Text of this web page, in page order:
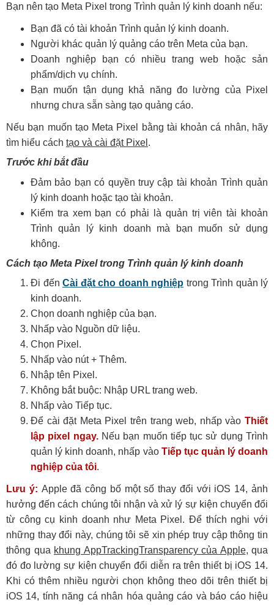
Bạn nên tạo Meta Pixel trong Trình quản lý kinh doanh nếu:
Bạn đã có tài khoản Trình quản lý kinh doanh.
Người khác quản lý quảng cáo trên Meta của bạn.
Doanh nghiệp bạn có nhiều trang web hoặc sản
phẩm/dịch vụ chính.
Bạn muốn tận dụng khả năng đo lường của Pixel
nhưng chưa sẵn sàng tạo quảng cáo.
Nếu bạn muốn tạo Meta Pixel bằng tài khoản cá nhân, hãy
tìm hiểu cách tạo và cài đặt Pixel .
Trước khi bắt đầu
Đảm bảo bạn có quyền truy cập tài khoản Trình quản
lý kinh doanh hoặc tạo tài khoản.
Kiểm tra xem bạn có phải là quản trị viên tài khoản
Trình quản lý kinh doanh mà bạn muốn sử dụng
không.
Cách tạo Meta Pixel trong Trình quản lý kinh doanh
Đi đến Cài đặt cho doanh nghiệp trong Trình quản lý
kinh doanh.
Chọn doanh nghiệp của bạn.
Nhấp vào Nguồn dữ liệu.
Chọn Pixel.
Nhấp vào nút + Thêm.
Nhập tên Pixel.
Không bắt buộc: Nhập URL trang web.
Nhấp vào Tiếp tục.
Để cài đặt Meta Pixel trên trang web, nhấp vào Thiết
lập pixel ngay.Nếu bạn muốn tiếp tục sử dụng Trình
quản lý kinh doanh, nhấp vào Tiếp tục quản lý doanh
nghiệp của tôi.
Lưu ý: Apple đã công bố một số thay đổi với iOS 14, ảnh
hưởng đến cách chúng tôi nhận và xử lý sự kiện chuyển đổi
từ công cụ kinh doanh như Meta Pixel. Để thích nghi với
những thay đổi này, chúng tôi sẽ xin phép truy cập thông tin
thông qua khung AppTrackingTransparency của Apple, qua
đó đo lường sự kiện chuyển đổi diễn ra trên thiết bị iOS 14.
Khi có thêm nhiều người chọn không theo dõi trên thiết bị
iOS 14, tính năng cá nhân hóa quảng cáo và báo cáo hiệu